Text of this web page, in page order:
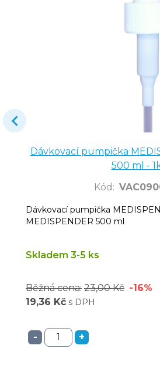
Dávkovací pumpička
500 ml -
Kód :
Dávkovací pumpička
MEDISPENDER 500 ml
Skladem 3-5 ks
Běžná cena: 23,00 Kč -16%
19,36 Kč s DPH
- +